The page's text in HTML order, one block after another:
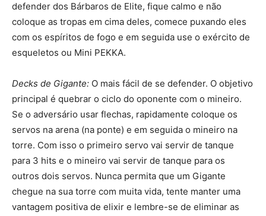
defender dos Bárbaros de Elite, fique calmo e não
coloque as tropas em cima deles, comece puxando eles
com os espíritos de fogo e em seguida use o exército de
esqueletos ou Mini PEKKA.
Decks de Gigante: O mais fácil de se defender. O objetivo
principal é quebrar o ciclo do oponente com o mineiro.
Se o adversário usar flechas, rapidamente coloque os
servos na arena (na ponte) e em seguida o mineiro na
torre. Com isso o primeiro servo vai servir de tanque
para 3 hits e o mineiro vai servir de tanque para os
outros dois servos. Nunca permita que um Gigante
chegue na sua torre com muita vida, tente manter uma
vantagem positiva de elixir e lembre-se de eliminar as